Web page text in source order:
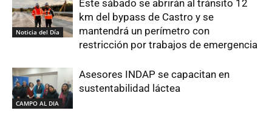
Noticia del Día
Este sábado se abrirán al tránsito 12
km del bypass de Castro y se
mantendrá un perímetro con
restricción por trabajos de emergencia
CAMPO AL DIA
Asesores INDAP se capacitan en
sustentabilidad láctea